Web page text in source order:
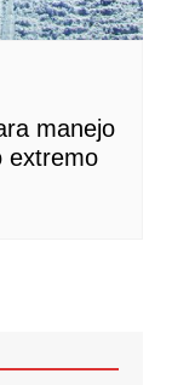
manejo
extremo